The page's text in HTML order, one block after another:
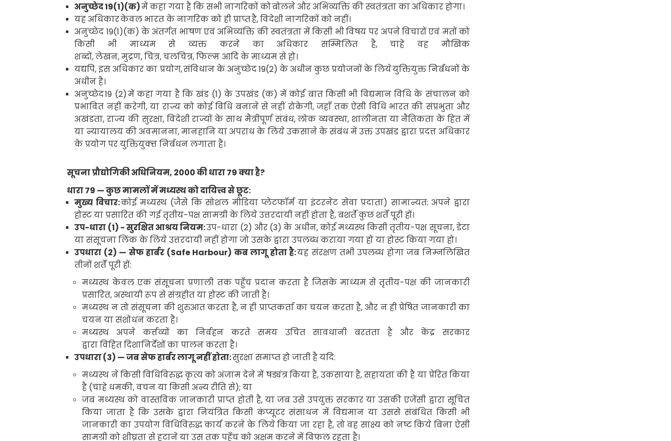
अनुच्छेद19(1)(क)में कहा गया है कि सभी नागरिकों कोबोलने और अभिव्यक्ति की स्वतंत्रता का अधिकार होगा।
यह अधिकारकेवल भारत के नागरिक को ही प्राप्तहै,विदेशी नागरिकों को नहीं।
अनुच्छेद 19(1)(क) के अंतर्गत भाषण एवं अभिव्यक्ति की स्वतंत्रता में किसी भी विषय पर अपने विचारों एवं मतों को
किसी भी माध्यम से व्यक्त करने का अधिकार सम्मिलित है,चाहे वह मौखिक
शब्दों,लेखन,मुद्रण,चित्र,चलचित्र,फिल्म आदि के माध्यम से हो।
यद्यपि,इस अधिकार का प्रयोग,संविधान के अनुच्छेद19(2) के अधीन कुछ प्रयोजनों के लियेयुक्तियुक्त निर्बंधनों के
अधीन है।
अनुच्छेद19 (2)में कहा गया है कि खंड (1) के उपखंड (क) में कोई बात किसी भी विद्यमान विधि के संचालन को
प्रभावित नहीं करेगी,या राज्य को कोई विधि बनाने से नहीं रोकेगी, जहाँ तक ऐसी विधि भारत की संप्रभुता और
अखंडता,राज्य की सुरक्षा, विदेशी राज्यों के साथ मैत्रीपूर्ण संबंध,लोक व्यवस्था, शालीनता या नैतिकता के हित में
या न्यायालय की अवमानना,मानहानि या अपराध के लिये उकसाने के संबंध में उक्त उपखंड द्वारा प्रदत्त अधिकार
के प्रयोग पर युक्तियुक्त्त निर्बधन लगाता है।
सूचना प्रौद्योगिकीअधिनियम, 2000की धारा79क्या है?
धारा79 —कुछ मामलों में मध्यस्थ को दायित्त्व से छूट:
मुख्य विचार:कोई मध्यस्थ (जैसे कि सोशल मीडिया प्लेटफॉर्म या इंटरनेट सेवा प्रदाता) सामान्यत: अपने द्वारा
होस्ट या प्रसारित की गई तृतीय-पक्ष सामग्री के लिये उत्तरदायी नहीं होता है,बशर्ते कुछ शर्तें पूरी हों।
उप-धारा (1) -सुरक्षित आश्रय नियम:उप-धारा (2) और (3)के अधीन,कोई मध्यस्थ किसी तृतीय-पक्ष सूचना,डेटा
या संसूचना लिंक के लिये उत्तरदायी नहीं होगा जो उसके द्वारा उपलब्ध कराया गया हो या होस्ट किया गया हो।
उपधारा (2) — सेफ हार्बर (Safe Harbour) कब लागू होता है:यह संरक्षण तभी उपलब्ध होगा जब निम्नलिखित
तीनों शर्तें पूरी हों:
मध्यस्थ केवल एक संसूचना प्रणाली तक पहुँच प्रदान करता है जिसके माध्यम से तृतीय-पक्ष की जानकारी
प्रसारित,अस्थायी रूप से संग्रहीत या होस्ट की जाती है।
मध्यस्थ न तो संसूचना की शुरुआत करता है,न ही प्राप्तकर्ता का चयन करता है, और न ही प्रेषित जानकारी का
चयन या संशोधन करता है।
मध्यस्थ अपने कर्त्तव्यों का निर्वहन करते समय उचित सावधानी बरतता है और केंद्र सरकार
द्वारा विहित दिशानिर्देशों का पालन करता है।
उपधारा (3) —जब सेफ हार्बर लागू नहीं होता:सुरक्षा समाप्त हो जाती है यदि:
मध्यस्थ ने किसी विधिविरुद्ध कृत्य को अंजाम देने में षड्यंत्र किया है,उकसाया है,सहायता की है या प्रेरित किया
है (चाहे धमकी,वचन या किसी अन्य रीति से);या
जब मध्यस्थ को वास्तविक जानकारी प्राप्त होती है, या जब उसे उपयुक्त सरकार या उसकी एजेंसी द्वारा सूचित
किया जाता है कि उसके द्वारा नियंत्रित किसी कंप्यूटर संसाधन में विद्यमान या उससे संबंधित किसी भी
जानकारी का उपयोग विधिविरुद्ध कार्य करने के लिये किया जा रहा है, तो वह साक्ष्य को नष्ट किये बिना ऐसी
सामग्री को शीघ्रता से हटाने या उस तक पहुँच को अक्षम करने में विफल रहता है।